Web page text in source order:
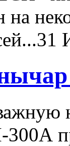
на
31